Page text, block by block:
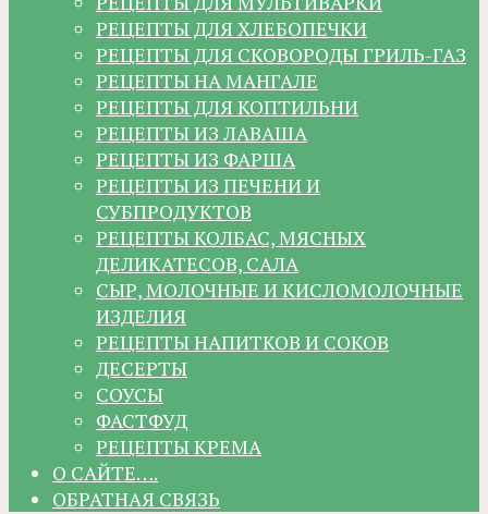
РЕЦЕПТЫ ДЛЯ ХЛЕБОПЕЧКИ
РЕЦЕПТЫ ДЛЯ СКОВОРОДЫ ГРИЛЬ-ГАЗ
РЕЦЕПТЫ НА МАНГАЛЕ
РЕЦЕПТЫ ДЛЯ КОПТИЛЬНИ
РЕЦЕПТЫ ИЗ ЛАВАША
РЕЦЕПТЫ ИЗ ФАРША
РЕЦЕПТЫ ИЗ ПЕЧЕНИ И
СУБПРОДУКТОВ
РЕЦЕПТЫ КОЛБАС, МЯСНЫХ
ДЕЛИКАТЕСОВ, САЛА
СЫР, МОЛОЧНЫЕ И КИСЛОМОЛОЧНЫЕ
ИЗДЕЛИЯ
РЕЦЕПТЫ НАПИТКОВ И СОКОВ
ДЕСЕРТЫ
СОУСЫ
ФАСТФУД
РЕЦЕПТЫ КРЕМА
О САЙТЕ….
ОБРАТНАЯ СВЯЗЬ